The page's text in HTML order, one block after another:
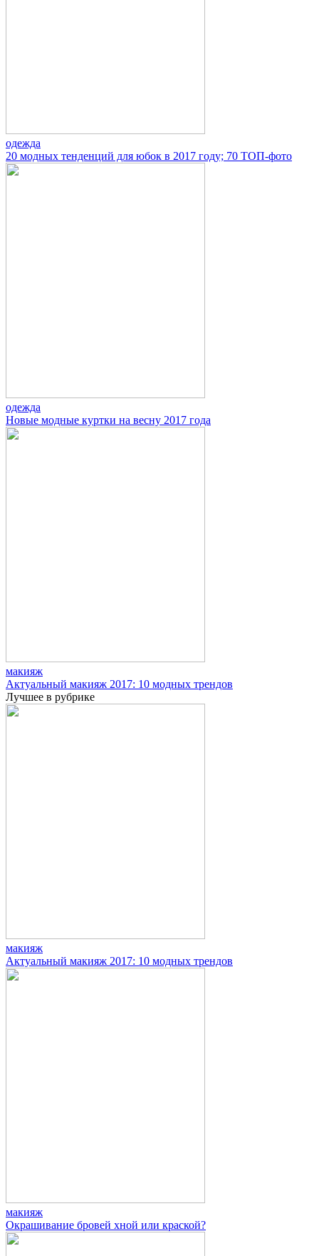
одежда
20 модных тенденций для юбок в 2017 году; 70 ТОП-фото
одежда
Новые модные куртки на весну 2017 года
макияж
Актуальный макияж 2017: 10 модных трендов
Лучшее в рубрике
макияж
Актуальный макияж 2017: 10 модных трендов
макияж
Окрашивание бровей хной или краской?